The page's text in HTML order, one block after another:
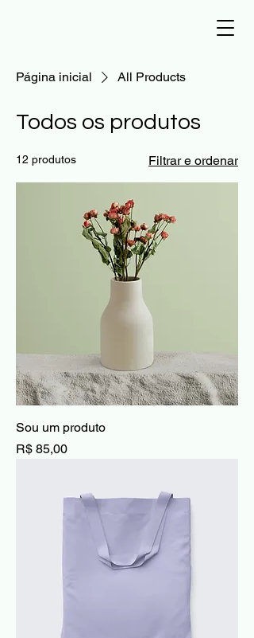
Página inicial All Products
Todos os produtos
12 produtos Filtrar e ordenar
Sou um produto
Preço
R$ 85,00